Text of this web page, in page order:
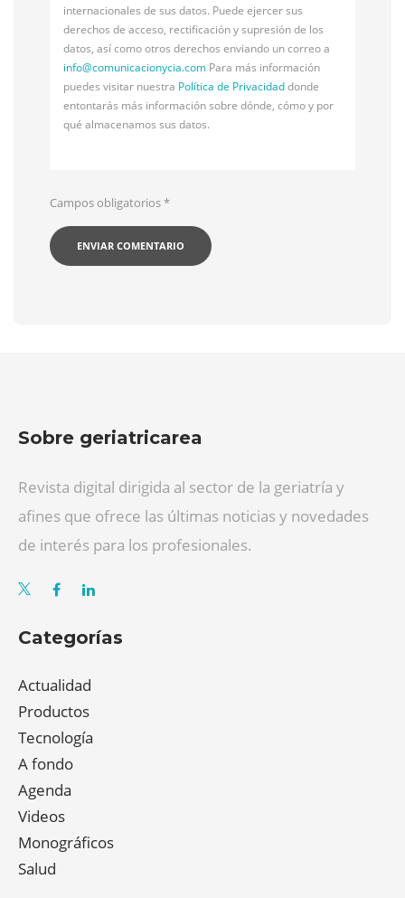
internacionales de sus datos. Puede ejercer sus
derechos de acceso, rectificación y supresión de los
datos, así como otros derechos enviando un correo a
info@comunicacionycia.com Para más información
puedes visitar nuestra Política de Privacidaddonde
entontarás más información sobre dónde, cómo y por
qué almacenamos sus datos.
Campos obligatorios*
Sobre geriatricarea
Revista digital dirigida al sector de la geriatría y
afines que ofrece las últimas noticias y novedades
de interés para los profesionales.
Categorías
Actualidad
Productos
Tecnología
A fondo
Agenda
Videos
Monográficos
Salud